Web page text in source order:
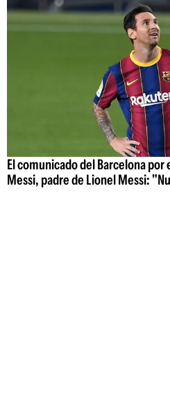
El comunicado del Barcelona
Messi, padre de Lionel Messi: